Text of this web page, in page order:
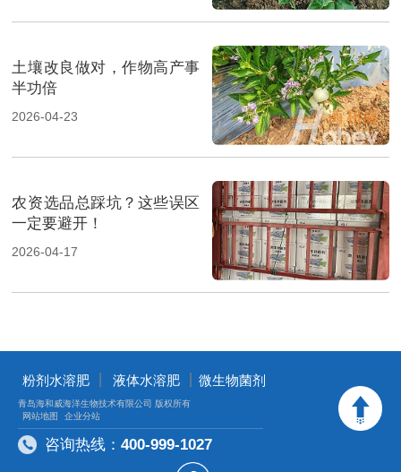
土壤改良做对，作物高产事
半功倍
2026-04-23
农资选品总踩坑？这些误区
一定要避开！
2026-04-17
粉剂水溶肥 液体水溶肥 丨微生物菌剂
青岛海和威海洋生物技术有限公司 版权所有
网站地图
企业分站
咨询热线：400-999-1027